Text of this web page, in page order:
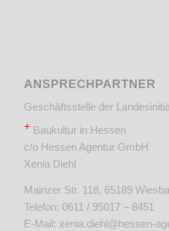
ANSPRECHPARTNER
Geschäftsstelle der
+Baukultur in Hessen
c/o Hessen Agentur GmbH
Xenia Diehl
Mainzer Str. 118, 65189
Telefon: 0611 / 95017 – 8451
E-Mail: xenia.diehl@hessen-